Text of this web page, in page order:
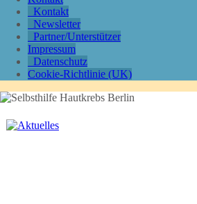
Kontakt
Newsletter
Partner/Unterstützer
Impressum
Datenschutz
Cookie-Richtlinie (UK)